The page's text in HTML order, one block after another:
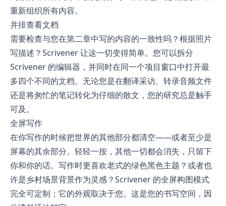
重新组织所有内容。
并排查看文档
需要检查与您在第二章中写的内容的一致性吗？根据照片
写描述？Scrivener 让这一切变得简单。您可以拆分
Scrivener 的编辑器，并同时在同一个项目窗口中打开最
多四个不同的文档。无论您是在翻译采访、转录音频文件
还是将匆忙的笔记转化为仔细的散文，您的研究总是触手
可及。
全屏写作
在你写作的时候把世界的其他部分都清空——或者至少是
屏幕的其余部分。轻轻一按，其他一切都会消失，只留下
你和你的话。写作时更喜欢老式的绿色黑色主题？或者也
许是乡村场景背景作为灵感？Scrivener 的全屏构图模式
完全可定制；它的外观取决于您。这是您的书写空间，因